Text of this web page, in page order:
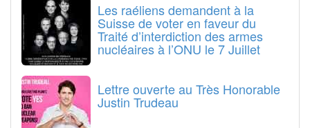
Les raéliens demandent à la
Suisse de voter en faveur du
Traité d’interdiction des armes
nucléaires à l’ONU le 7 Juillet
Lettre ouverte au Très Honorable
Justin Trudeau